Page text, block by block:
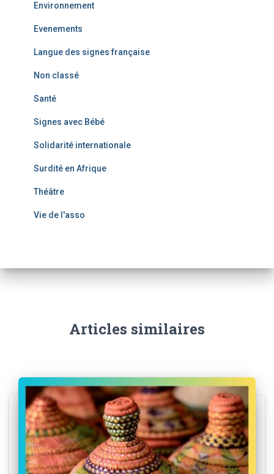
Environnement
Evenements
Langue des signes française
Non classé
Santé
Signes avec Bébé
Solidarité internationale
Surdité en Afrique
Théâtre
Vie de l'asso
Articles similaires